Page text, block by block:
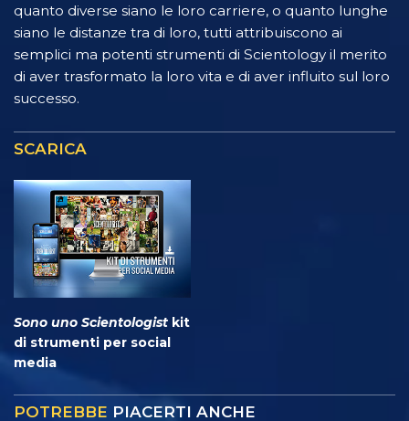
quanto diverse siano le loro carriere, o quanto lunghe
siano le distanze tra di loro, tutti attribuiscono ai
semplici ma potenti strumenti di Scientology il merito
di aver trasformato la loro vita e di aver influito sul loro
successo.
SCARICA
Sono uno Scientologist kit
di strumenti per social
media
POTREBBE PIACERTI ANCHE